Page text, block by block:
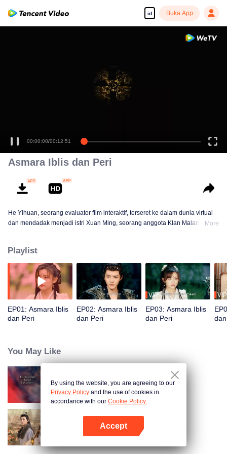
id Buka App
00:00:00/00:12:51
Asmara Iblis dan Peri
He Yihuan, seorang evaluator film interaktif, terseret ke dalam dunia virtual
dan mendadak menjadi istri Xuan Ming, seorang anggota Klan Malam kuno.
sepanjang perjalanan, keduanya menghadapi berbagai tantangan dan
Yihuan mulai jatuh cinta pada Xuan Ming yang dingin namun baik hati.
Namun, ancaman yang lebih besar tengah mengintai mereka.
More
Playlist
EP01: Asmara Iblis
dan Peri
EP02: Asmara Iblis
dan Peri
VIP
EP03: Asmara Iblis
dan Peri
VIP
You May Like
Di Antara Cinta Terlarang
She Is the Phoenix (Thai Ver.)
By using the website, you are agreeing to our
Privacy Policy and the use of cookies in
accordance with our Cookie Policy.
Accept